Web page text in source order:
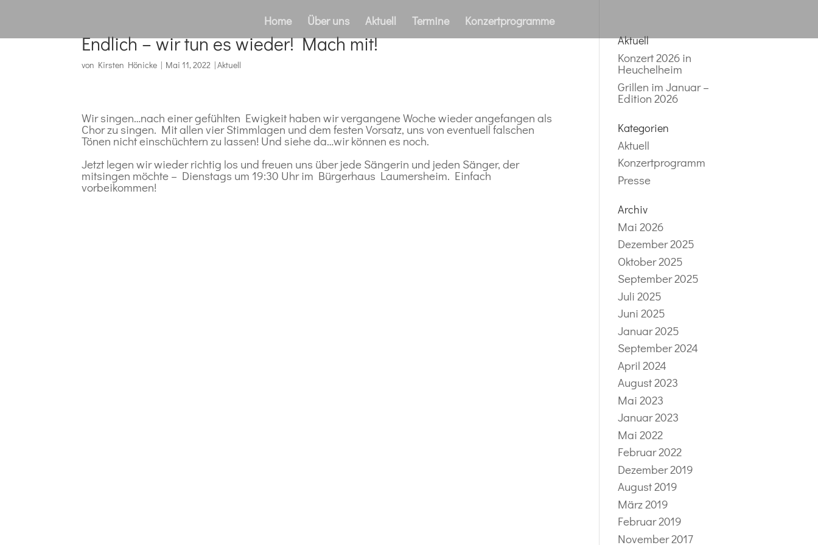
Home Über uns Aktuell Termine Konzertprogramme
Endlich – wir tun es wieder! Mach mit!
von Kirsten Hönicke | Mai 11, 2022 |Aktuell
Wir singen…nach einer gefühlten Ewigkeit haben wir vergangene Woche wieder angefangen als
Chor zu singen. Mit allen vier Stimmlagen und dem festen Vorsatz, uns von eventuell falschen
Tönen nicht einschüchtern zu lassen! Und siehe da…wir können es noch.
Jetzt legen wir wieder richtig los und freuen uns über jede Sängerin und jeden Sänger, der
mitsingen möchte – Dienstags um 19:30 Uhr im Bürgerhaus Laumersheim. Einfach
vorbeikommen!
Aktuell
Konzert 2026 in
Heuchelheim
Grillen im Januar –
Edition 2026
Kategorien
Aktuell
Konzertprogramm
Presse
Archiv
Mai 2026
Dezember 2025
Oktober 2025
September 2025
Juli 2025
Juni 2025
Januar 2025
September 2024
April 2024
August 2023
Mai 2023
Januar 2023
Mai 2022
Februar 2022
Dezember 2019
August 2019
März 2019
Februar 2019
November 2017